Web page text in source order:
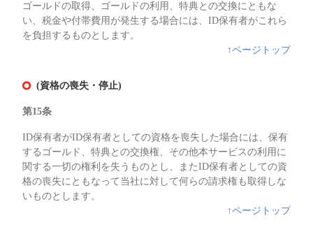
ゴールドの取得、ゴールドの利用、特典との交換にともな
い、税金や付帯費用が発生する場合には、ID保有者がこれら
を負担するものとします。
↑ページトップ
(資格の喪失・停止)
第15条
ID保有者がID保有者としての資格を喪失した場合には、保有
するゴールド、特典との交換権、その他本サービスの利用に
関する一切の権利を失うものとし、またID保有者としての資
格の喪失にともなって当社に対して何らの請求権も取得しな
いものとします。
↑ページトップ